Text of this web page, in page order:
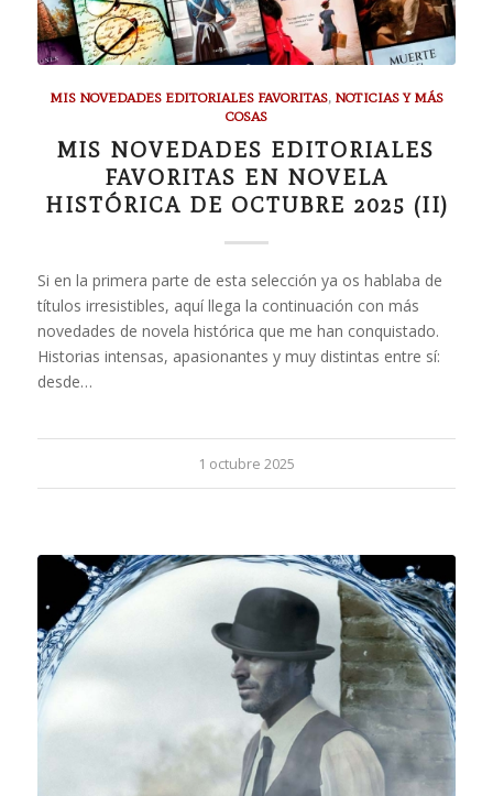
MIS NOVEDADES EDITORIALES FAVORITAS, NOTICIAS Y MÁS
COSAS
MIS NOVEDADES EDITORIALES
FAVORITAS EN NOVELA
HISTÓRICA DE OCTUBRE 2025 (II)
Si en la primera parte de esta selección ya os hablaba de
títulos irresistibles, aquí llega la continuación con más
novedades de novela histórica que me han conquistado.
Historias intensas, apasionantes y muy distintas entre sí:
desde…
1 octubre 2025